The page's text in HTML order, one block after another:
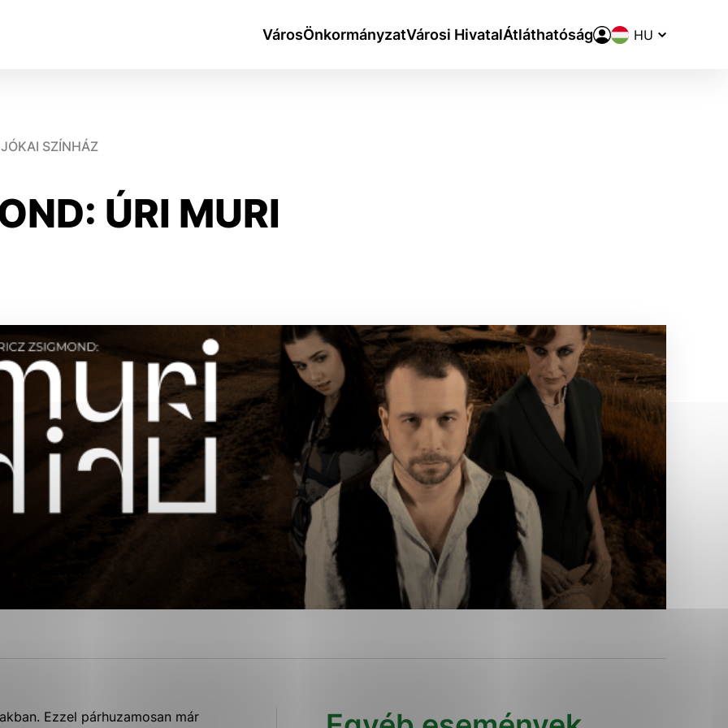
VárosÖnkormányzatVárosi HivatalÁtláthatóság Nyelvváltó
SZÍNHÁZ
ÚRI MURI
Ezzel párhuzamosan már
ktorú chcete povoliť
Analytické cookies
pre prevádzku nevyhnutné a pomáhajú urobiť webové stránky uplatniteľnými tým,
ako je navigácia na stránke a prístup k zabezpečeným oblastiam webovej
cookie nemôže web správne fungovať.
Analytické cookies
prevádzkovateľovi stránok pochopiť, ako návštevníci stránok stránku používajú,
a ponúknuť im lepšiu skúsenosť. Všetky dáta sa zbierajú anonymne a nie je
osobou.